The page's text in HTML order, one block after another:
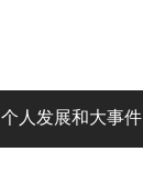
个人发展和大事件